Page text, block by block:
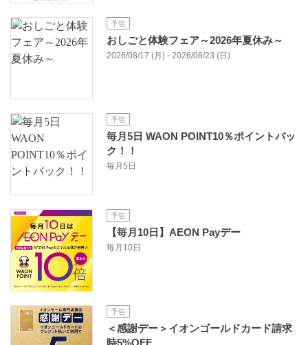
予告
おしごと体験フェア～2026年夏休み～
2026/08/17 (月) - 2026/08/23 (日)
予告
毎月5日 WAON POINT10％ポイントバッ
ク！！
毎月5日
予告
【毎月10日】AEON Payデー
毎月10日
予告
＜感謝デー＞イオンゴールドカード請求
時5%OFF